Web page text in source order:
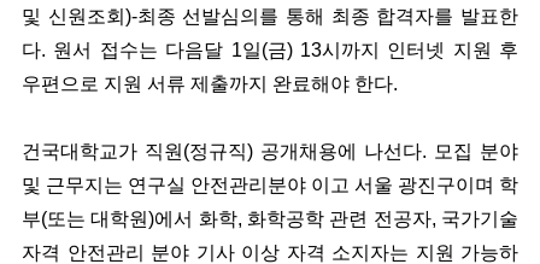
및 신원조회)-최종 선발심의를 통해 최종 합격자를 발표한
다. 원서 접수는 다음달 1일(금) 13시까지 인터넷 지원 후
우편으로 지원 서류 제출까지 완료해야 한다.
건국대학교가 직원(정규직) 공개채용에 나선다. 모집 분야
및 근무지는 연구실 안전관리분야 이고 서울 광진구이며 학
부(또는 대학원)에서 화학, 화학공학 관련 전공자, 국가기술
자격 안전관리 분야 기사 이상 자격 소지자는 지원 가능하